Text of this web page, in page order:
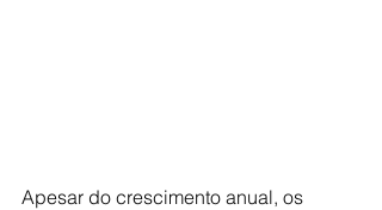
Apesar do crescimento anual, os